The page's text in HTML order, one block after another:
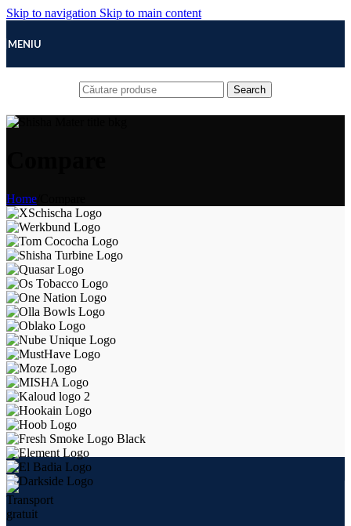
Skip to navigation Skip to main content
MENIU
Search
Home